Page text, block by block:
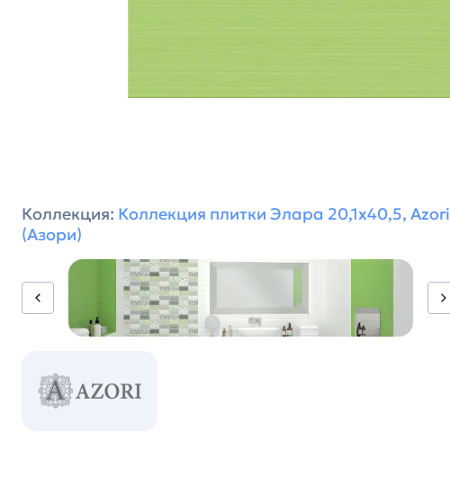
Коллекция: Коллекция плитки Элара 20,1х40,5, Azori
(Азори)